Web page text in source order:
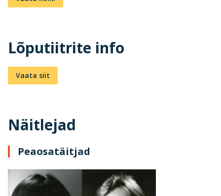
Lõputiitrite info
Vaata siit
Näitlejad
Peaosatäitjad